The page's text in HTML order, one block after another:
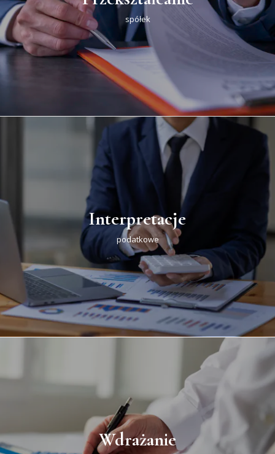
spółek
Interpretacje
podatkowe
Wdrażanie